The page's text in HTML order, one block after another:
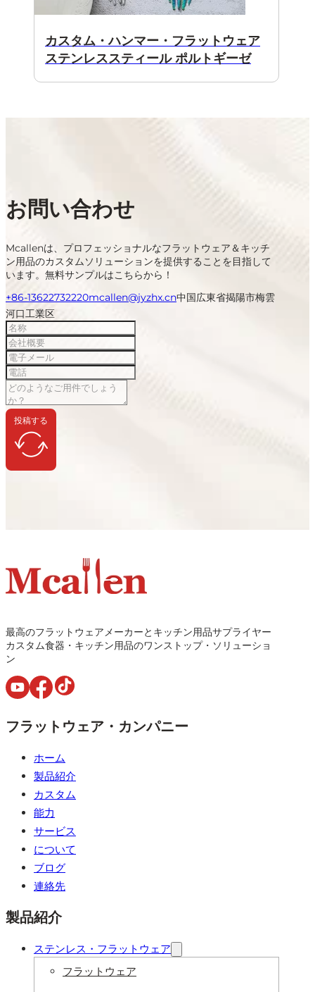
カスタム・ハンマー・フラットウェア
ステンレススティール ポルトギーゼ
お問い合わせ
Mcallenは、プロフェッショナルなフラットウェア＆キッチ
ン用品のカスタムソリューションを提供することを目指して
います。無料サンプルはこちらから！
+86-13622732220mcallen@jyzhx.cn中国広東省揭陽市梅雲
河口工業区
投稿する
最高のフラットウェアメーカーとキッチン用品サプライヤー
カスタム食器・キッチン用品のワンストップ・ソリューショ
ン
フラットウェア・カンパニー
ホーム
製品紹介
カスタム
能力
サービス
について
ブログ
連絡先
製品紹介
ステンレス・フラットウェア
フラットウェア